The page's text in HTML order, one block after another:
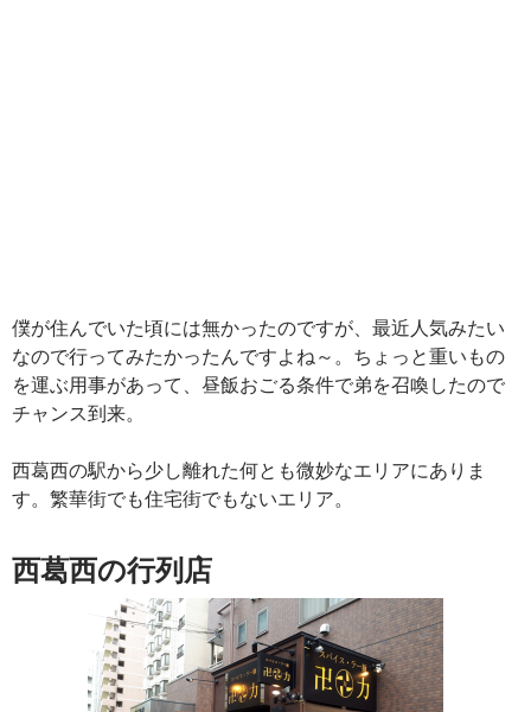
僕が住んでいた頃には無かったのですが、最近人気みたい
なので行ってみたかったんですよね～。ちょっと重いもの
を運ぶ用事があって、昼飯おごる条件で弟を召喚したので
チャンス到来。
西葛西の駅から少し離れた何とも微妙なエリアにありま
す。繁華街でも住宅街でもないエリア。
西葛西の行列店